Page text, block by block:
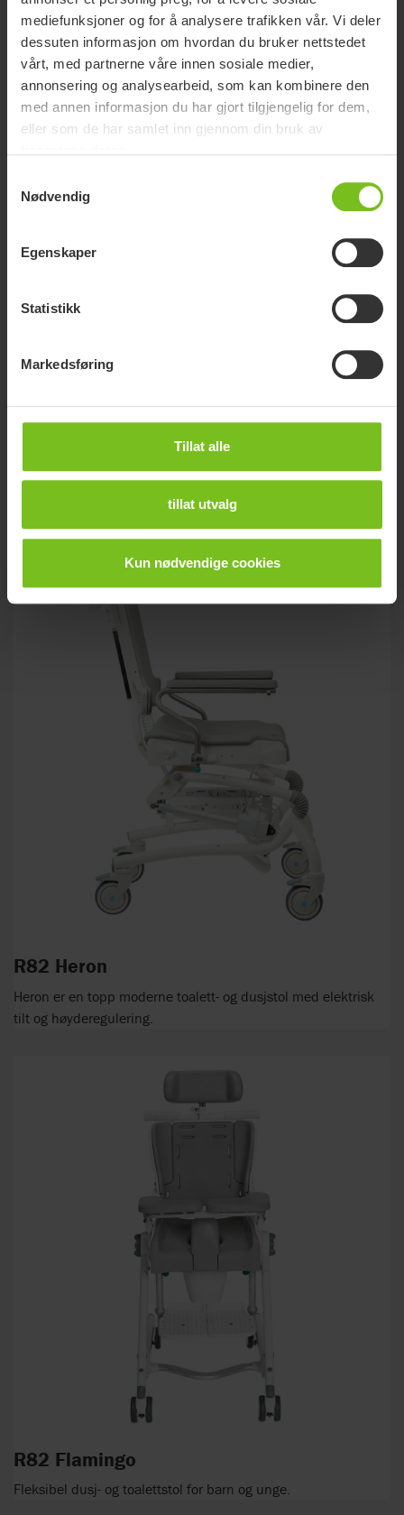
mediefunksjoner og for å analysere trafikken vår. Vi deler
dessuten informasjon om hvordan du bruker nettstedet
vårt, med partnerne våre innen sosiale medier,
annonsering og analysearbeid, som kan kombinere den
med annen informasjon du har gjort tilgjengelig for dem,
eller som de har samlet inn gjennom din bruk av
Nødvendig
Egenskaper
Statistikk
Markedsføring
Tillat alle
tillat utvalg
Kun nødvendige cookies
Relaterte produkter
Ny
R82 Swan Curo
Nyhet! Toalett- og badestol for barn og unge. Prisforhandlet,
NAV-avtale Hygienehjelpemidler, DK 7.
R82 Heron
Heron er en topp moderne toalett- og dusjstol med elektrisk
tilt og høyderegulering.
R82 Flamingo
Fleksibel dusj- og toalettstol for barn og unge.